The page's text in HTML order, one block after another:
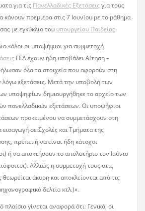
για τις Πανελλαδικές Εξετάσεις για τους
πρεμιέρα στις 7 Ιουνίου με το μάθημα
με εγκύκλιο του υπουργείου Παιδείας.
«όλοι οι υποψήφιοι για συμμετοχή
ΓΕΛ έχουν ήδη υποβάλει Αίτηση –
όλα τα στοιχεία που αφορούν στη
λόγω εξετάσεις. Μετά την υποβολή των
υποψηφίων δημιουργήθηκε το αρχείο των
πανελλαδικών εξετάσεων. Οι υποψήφιοι
προκειμένου να συμμετάσχουν στη
εισαγωγή σε Σχολές και Τμήματα της
πρέπει ή να είναι ήδη κάτοχοι
ή να αποκτήσουν το απολυτήριο τον Ιούνιο
Αλλιώς η συμμετοχή τους στις
θεωρείται άκυρη και αποκλείονται από τις
δελτίο κτλ.)».
γίνεται αναφορά ότι: Γενικά, οι